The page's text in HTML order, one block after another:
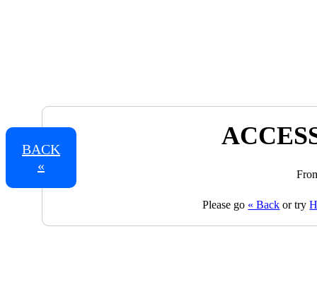
BACK
«
Please go « Back or try